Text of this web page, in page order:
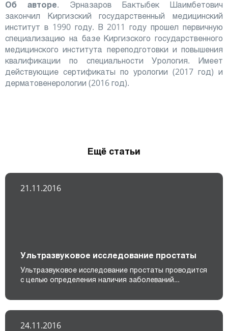
Об авторе. Эрназаров Бактыбек Шаимбетович
закончил Киргизский государственный медицинский
институт в 1990 году. В 2011 году прошел первичную
специализацию на базе Киргизского государственного
медицинского института переподготовки и повышения
квалификации по специальности Урология. Имеет
действующие сертификаты по урологии (2017 год) и
дерматовенерологии (2016 год).
Ещё статьи
21.11.2016
Ультразвуковое исследование простаты
Ультразвуковое исследование простаты проводится
с целью определения наличия заболеваний…
24.11.2016